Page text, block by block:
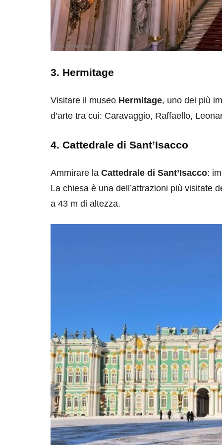
3. Hermitage
Visitare il museo Hermitage, uno dei più
d’arte tra cui: Caravaggio, Raffaello,
4. Cattedrale di Sant’Isacco
Ammirare la Cattedrale di Sant’Isacco:
La chiesa è una dell’attrazioni più visitate
a 43 m di altezza.